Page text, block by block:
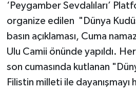
‘Peygamber Sevdalıları’
organize edilen "Dünya
basın açıklaması, Cuma
Ulu Camii önünde yapıldı. Her
son cumasında kutlanan
Filistin milleti ile dayanışmayı